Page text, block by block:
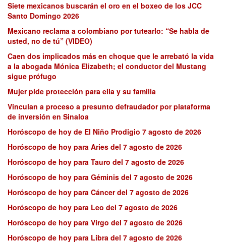
Siete mexicanos buscarán el oro en el boxeo de los JCC
Santo Domingo 2026
Mexicano reclama a colombiano por tutearlo: “Se habla de
usted, no de tú” (VIDEO)
Caen dos implicados más en choque que le arrebató la vida
a la abogada Mónica Elizabeth; el conductor del Mustang
sigue prófugo
Mujer pide protección para ella y su familia
Vinculan a proceso a presunto defraudador por plataforma
de inversión en Sinaloa
Horóscopo de hoy de El Niño Prodigio 7 agosto de 2026
Horóscopo de hoy para Aries del 7 agosto de 2026
Horóscopo de hoy para Tauro del 7 agosto de 2026
Horóscopo de hoy para Géminis del 7 agosto de 2026
Horóscopo de hoy para Cáncer del 7 agosto de 2026
Horóscopo de hoy para Leo del 7 agosto de 2026
Horóscopo de hoy para Virgo del 7 agosto de 2026
Horóscopo de hoy para Libra del 7 agosto de 2026